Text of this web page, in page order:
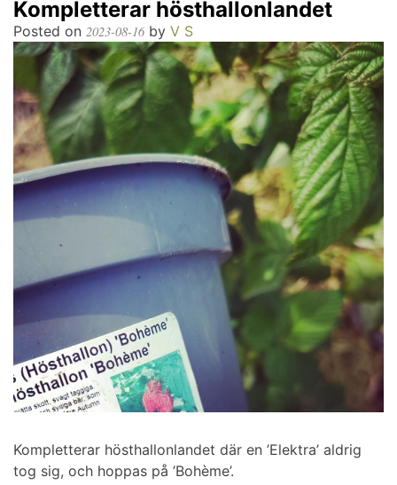
Kompletterar hösthallonlandet
Posted on 2023-08-16 by V S
Kompletterar hösthallonlandet där en ’Elektra’ aldrig
tog sig, och hoppas på ’Bohème’.